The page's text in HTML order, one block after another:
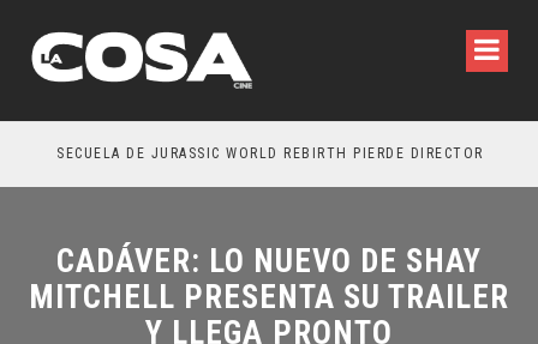
SECUELA DE JURASSIC WORLD REBIRTH PIERDE DIRECTOR
CADÁVER: LO NUEVO DE SHAY
MITCHELL PRESENTA SU TRAILER
Y LLEGA PRONTO